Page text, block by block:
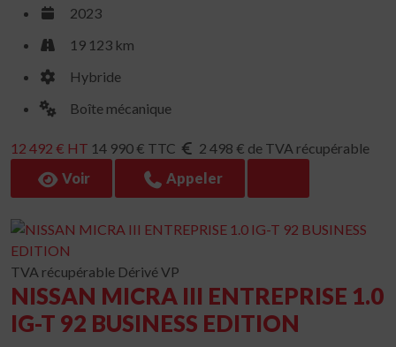
2023
19 123 km
Hybride
Boîte mécanique
12 492 € HT 14 990 € TTC
2 498 € de TVA récupérable
Voir
Appeler
TVA récupérable Dérivé VP
NISSAN MICRA III ENTREPRISE 1.0
IG-T 92 BUSINESS EDITION